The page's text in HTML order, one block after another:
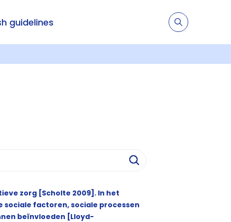
guidelines
zorg [Scholte 2009]. In het
sociale factoren, sociale processen
beïnvloeden [Lloyd-